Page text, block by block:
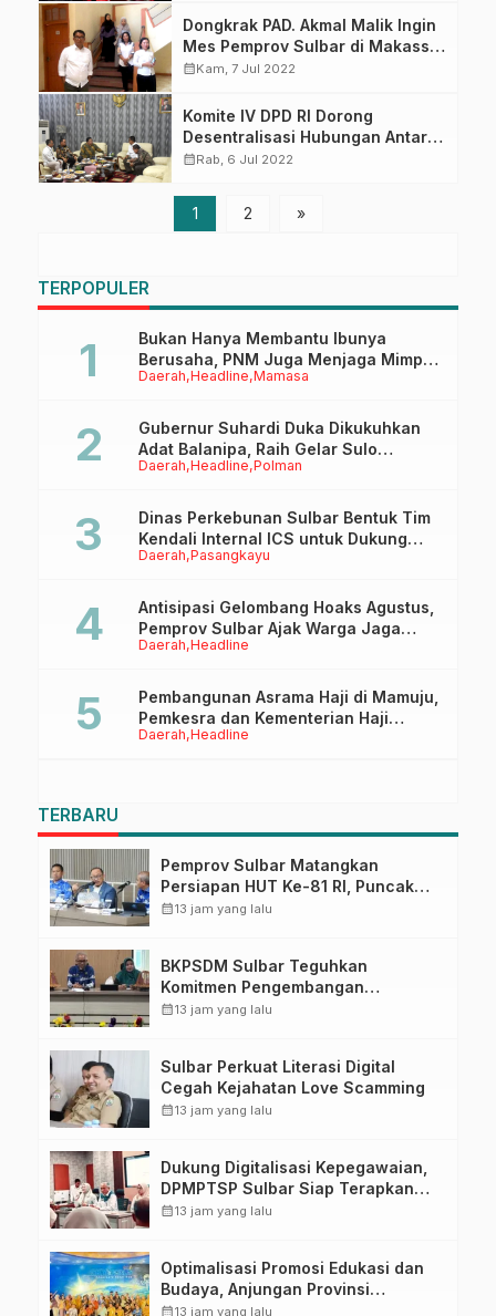
Dongkrak PAD. Akmal Malik Ingin
Mes Pemprov Sulbar di Makassar
Jadi Hotel
calendar_monthKam, 7 Jul 2022
Komite IV DPD RI Dorong
Desentralisasi Hubungan Antara
Pusat dan Daerah
calendar_monthRab, 6 Jul 2022
1 2 »
TERPOPULER
Daerah Headline Mamasa
Bukan Hanya Membantu Ibunya
Berusaha, PNM Juga Menjaga Mimpi
Anaknya Untuk Menggapai Cita-Cita
Daerah Headline Polman
Gubernur Suhardi Duka Dikukuhkan
Adat Balanipa, Raih Gelar Sulo
Tappidena
Daerah Pasangkayu
Dinas Perkebunan Sulbar Bentuk Tim
Kendali Internal ICS untuk Dukung
Sertifikasi ISPO Pekebun di
Daerah Headline
Antisipasi Gelombang Hoaks Agustus,
Pemprov Sulbar Ajak Warga Jaga
Ruang Digital
Daerah Headline
Pembangunan Asrama Haji di Mamuju,
Pemkesra dan Kementerian Haji
Sulbar Tinjau Lokasi
TERBARU
Pemprov Sulbar Matangkan
Persiapan HUT Ke-81 RI, Puncak
Upacara di Lapangan Ahmad
calendar_month13 jam yang lalu
BKPSDM Sulbar Teguhkan
Komitmen Pengembangan
Kompetensi ASN melalui
calendar_month13 jam yang lalu
Sulbar Perkuat Literasi Digital
Cegah Kejahatan Love Scamming
calendar_month13 jam yang lalu
Dukung Digitalisasi Kepegawaian,
DPMPTSP Sulbar Siap Terapkan
Aplikasi FLEKSI ASN
calendar_month13 jam yang lalu
Optimalisasi Promosi Edukasi dan
Budaya, Anjungan Provinsi
Sulawesi Barat Perkuat Kolaborasi
calendar_month13 jam yang lalu